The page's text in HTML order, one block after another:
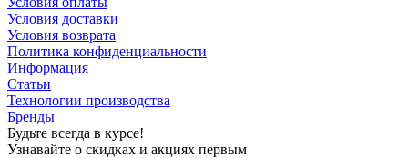
Условия доставки
Условия возврата
Политика конфиденциальности
Информация
Статьи
Технологии производства
Бренды
Будьте всегда в курсе!
Узнавайте о скидках и акциях первым